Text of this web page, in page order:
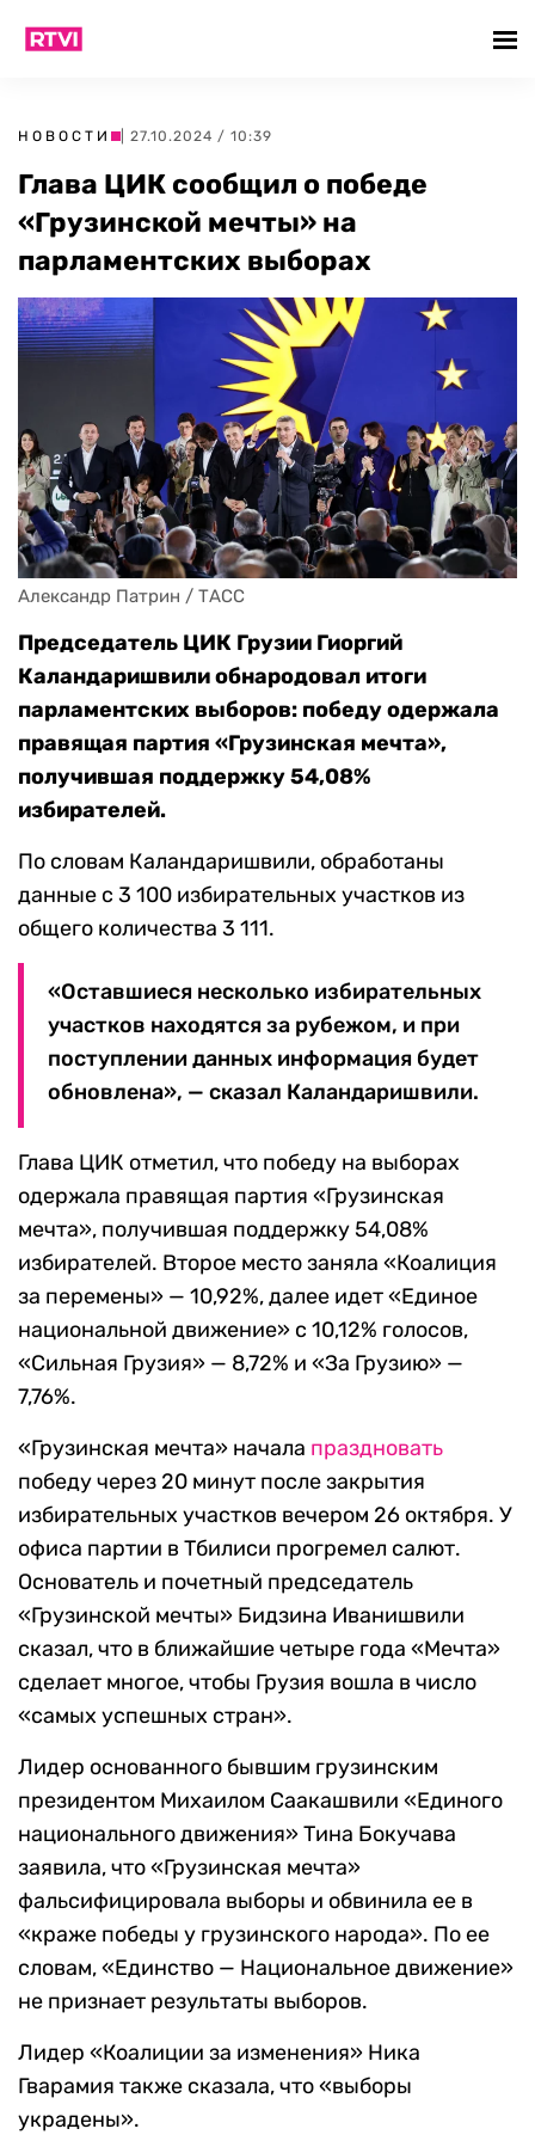
НОВОСТИ | 27.10.2024 / 10:39
Глава ЦИК сообщил о победе
«Грузинской мечты» на
парламентских выборах
Александр Патрин / ТАСС
Председатель ЦИК Грузии Гиоргий
Каландаришвили обнародовал итоги
парламентских выборов: победу одержала
правящая партия «Грузинская мечта»,
получившая поддержку 54,08%
избирателей.
По словам Каландаришвили, обработаны
данные с 3 100 избирательных участков из
общего количества 3 111.
«Оставшиеся несколько избирательных
участков находятся за рубежом, и при
поступлении данных информация будет
обновлена», — сказал Каландаришвили.
Глава ЦИК отметил, что победу на выборах
одержала правящая партия «Грузинская
мечта», получившая поддержку 54,08%
избирателей. Второе место заняла «Коалиция
за перемены» — 10,92%, далее идет «Единое
национальной движение» с 10,12% голосов,
«Сильная Грузия» — 8,72% и «За Грузию» —
7,76%.
«Грузинская мечта» начала праздновать
победу через 20 минут после закрытия
избирательных участков вечером 26 октября. У
офиса партии в Тбилиси прогремел салют.
Основатель и почетный председатель
«Грузинской мечты» Бидзина Иванишвили
сказал, что в ближайшие четыре года «Мечта»
сделает многое, чтобы Грузия вошла в число
«самых успешных стран».
Лидер основанного бывшим грузинским
президентом Михаилом Саакашвили «Единого
национального движения» Тина Бокучава
заявила, что «Грузинская мечта»
фальсифицировала выборы и обвинила ее в
«краже победы у грузинского народа». По ее
словам, «Единство — Национальное движение»
не признает результаты выборов.
Лидер «Коалиции за изменения» Ника
Гварамия также сказала, что «выборы
украдены».